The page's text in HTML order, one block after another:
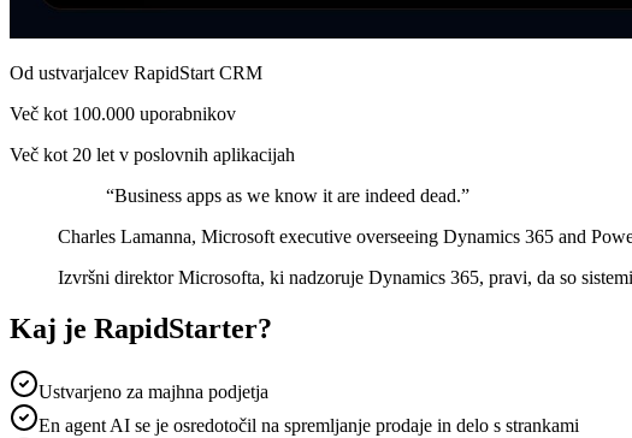
Od ustvarjalcev RapidStart CRM
Več kot 100.000 uporabnikov
Več kot 20 let v poslovnih aplikacijah
“Business apps as we know it are indeed dead.”
Charles Lamanna, Microsoft executive overseeing Dynamics 365 and
Izvršni direktor Microsofta, ki nadzoruje Dynamics 365, pravi, da so
Kaj je RapidStarter?
Ustvarjeno za majhna podjetja
En agent AI se je osredotočil na spremljanje prodaje in delo s strankami